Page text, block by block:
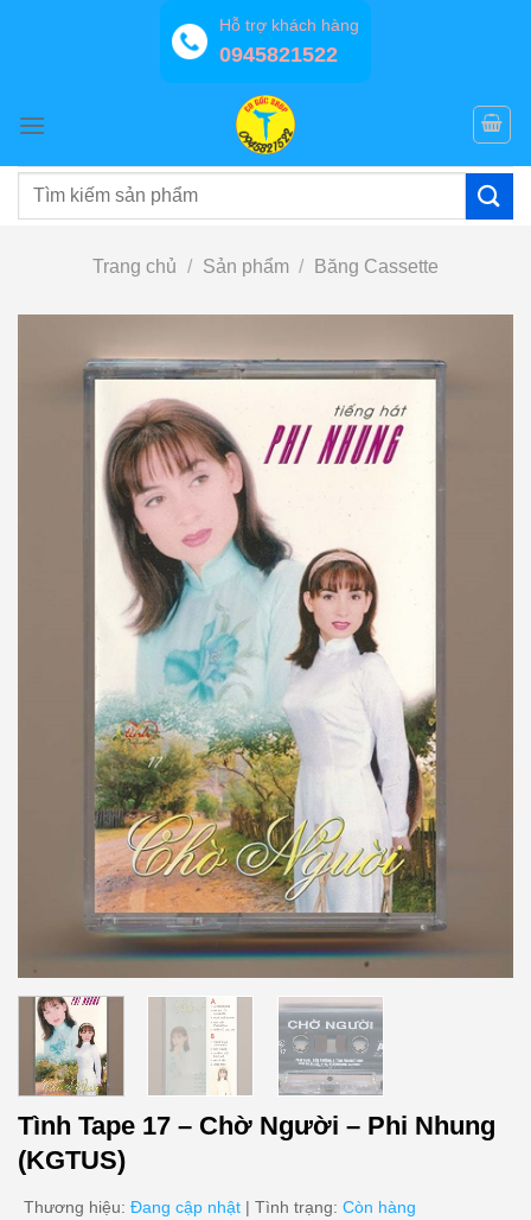
Hỗ trợ khách hàng
0945821522
Tìm
Trang chủ / Sản phẩm / Băng Cassette
Tình Tape 17 – Chờ Người – Phi Nhung
(KGTUS)
Thương hiệu: Đang cập nhật | Tình trạng: Còn hàng